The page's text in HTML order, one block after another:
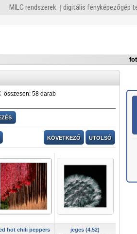
MILC rendszerek digitális fényképezőgép
összesen: 58 darab
KÖVETKEZŐ UTOLSÓ
hot chili peppers
jeges (4,52)